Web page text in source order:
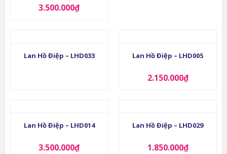
3.500.000₫
Lan Hồ Điệp – LHD033 Lan Hồ Điệp – LHD005
2.150.000₫
Lan Hồ Điệp – LHD014
3.500.000₫
Lan Hồ Điệp – LHD029
1.850.000₫